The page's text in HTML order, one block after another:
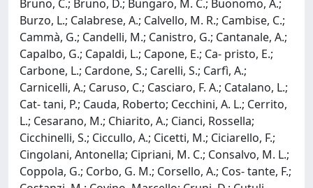
Bruno, C.; Bruno, D.; Bungaro, M. C.; Buonomo, A.;
Burzo, L.; Calabrese, A.; Calvello, M. R.; Cambise, C.;
Cammà, G.; Candelli, M.; Canistro, G.; Cantanale, A.;
Capalbo, G.; Capaldi, L.; Capone, E.; Ca- pristo, E.;
Carbone, L.; Cardone, S.; Carelli, S.; Carfì, A.;
Carnicelli, A.; Caruso, C.; Casciaro, F. A.; Catalano, L.;
Cat- tani, P.; Cauda, Roberto; Cecchini, A. L.; Cerrito,
L.; Cesarano, M.; Chiarito, A.; Cianci, Rossella;
Cicchinelli, S.; Ciccullo, A.; Cicetti, M.; Ciciarello, F.;
Cingolani, Antonella; Cipriani, M. C.; Consalvo, M. L.;
Coppola, G.; Corbo, G. M.; Corsello, A.; Cos- tante, F.;